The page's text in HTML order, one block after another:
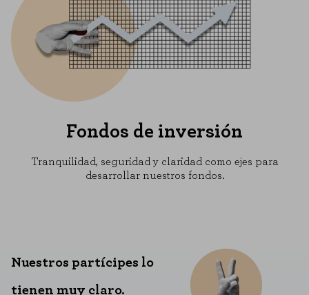
Fondos de inversión
Tranquilidad, seguridad y claridad como ejes para
desarrollar nuestros fondos.
Nuestros partícipes lo
tienen muy claro.